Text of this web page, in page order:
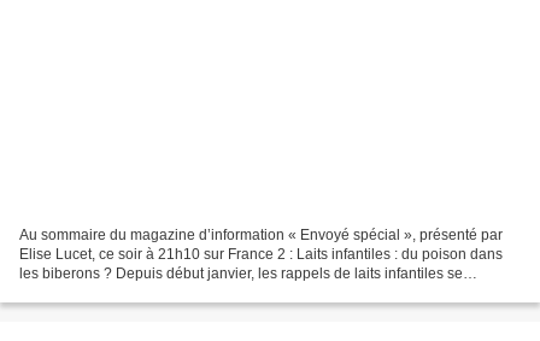
Au sommaire du magazine d’information « Envoyé spécial », présenté par
Elise Lucet, ce soir à 21h10 sur France 2 : Laits infantiles : du poison dans
les biberons ? Depuis début janvier, les rappels de laits infantiles se